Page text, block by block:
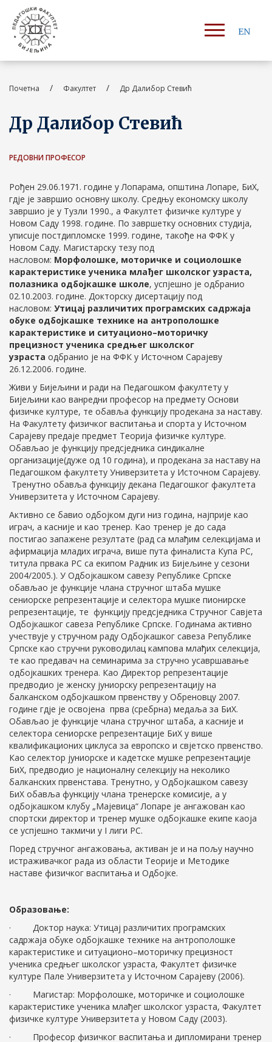
EN
Почетна / Факултет / Др Далибор Стевић
Др Далибор Стевић
РЕДОВНИ ПРОФЕСОР
Рођен 29.06.1971. године у Лопарама, општина Лопаре, БиХ,
гдје je завршио основну школу. Средњу економску школу
завршио je у Тузли 1990., а Факултет физичке културе у
Новом Саду 1998. године. По завршетку основних студија,
уписuje постдипломске 1999. године, такође на ФФК у
Новом Саду. Магистарску тезу под
насловом: Морфолошке, моторичке и социолошке
карактеристике ученика млађег школског узраста,
полазника одбојкашке школе, успјешно je одбранио
02.10.2003. године. Докторску дисертацију под
насловом: Утицај различитих програмских садржаја
обуке одбојкашке технике на антрополошке
карактеристике и ситуационо–моторичку
прецизност ученика средњег школског
узраста одбранио je на ФФК у Источном Сарајеву
26.12.2006. године.
Живи у Бијељини и ради на Педагошком факултету у
Бијељини као ванредни професор на предмету Основи
физичке културе, те обавља функцију продекана за наставу.
На Факултету физичког васпитања и спорта у Источном
Сарајеву предаје предмет Теорија физичке културе.
Обављао је функцију предсједника синдикалне
организације(дуже од 10 година), и продекана за наставу на
Педагошком факултету Универзитета у Источном Сарајеву.
Тренутно обавља функцију декана Педагошког факултета
Универзитета у Источном Сарајеву.
Активно се бавио одбојком дуги низ година, најприје као
играч, а касније и као тренер. Као тренер је до сада
постигао запажене резултате (рад са млађим селекцијама и
афирмација младих играча, више пута финалиста Купа РС,
титула првака РС са екипом Радник из Бијељине у сезони
2004/2005.). У Одбојкашком савезу Републике Српске
обављао је функције члана стручног штаба мушке
сениорске репрезентације и селектора мушке пионирске
репрезентације, те функцију предсједника Стручног Савјета
Одбојкашког савеза Републике Српске. Годинама активно
учествује у стручном раду Одбојкашког савеза Републике
Српске као стручни руководилац кампова млађих селекција,
те као предавач на семинарима за стручно усавршавање
одбојкашких тренера. Као Директор репрезентације
предводио је женску јуниорску репрезентацију на
балканском одбојкашком првенству у Обреновцу 2007.
године гдје је освојена прва (сребрна) медаља за БиХ.
Обављао је функције члана стручног штаба, а касније и
селектора сениорске репрезентације БиХ у више
квалификационих циклуса за европско и свјетско првенство.
Као селектор јуниорске и кадетске мушке репрезентације
БиХ, предводио је националну селекцију на неколико
балканских првенстава. Тренутно, у Одбојкашком савезу
БиХ обавља функцију члана тренерске комисије, а у
одбојкашком клубу „Мајевица“ Лопаре је ангажован као
спортски директор и тренер мушке одбојкашке екипе каоја
се успјешно такмичи у I лиги РС.
Поред стручног ангажовања, активан је и на пољу научно
истраживачког рада из области Теорије и Методике
наставе физичког васпитања и Одбојке.
Образовање:
· Доктор наука: Утицај различитих програмских
садржаја обуке одбојкашке технике на антрополошке
карактеристике и ситуационо–моторичку прецизност
ученика средњег школског узраста, Факултет физичке
културе Пале Универзитета у Источном Сарајеву (2006).
· Магистар: Морфолошке, моторичке и социолошке
карактеристике ученика млађег школског узраста, Факултет
физичке културе Универзитета у Новом Саду (2003).
· Професор физичког васпитања и дипломирани тренер